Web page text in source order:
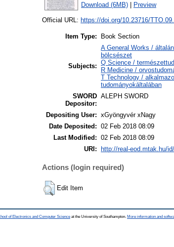
Download (6MB) Preview
Official URL: https://doi.org/10.23716/
Item Type: Book Section
Subjects:
A General Works /
bölcsészet
Q Science /
R Medicine /
T Technology /
tudományokáltalában
SWORD
Depositor:
ALEPH SWORD
Depositing User: xGyöngyvér xNagy
Date Deposited: 02 Feb 2018 08:09
Last Modified: 02 Feb 2018 08:09
URI:
http://real-eod.mtak.hu/
Actions (login required)
Edit Item
of Electronics and Computer Science at the University of Southampton. More information and